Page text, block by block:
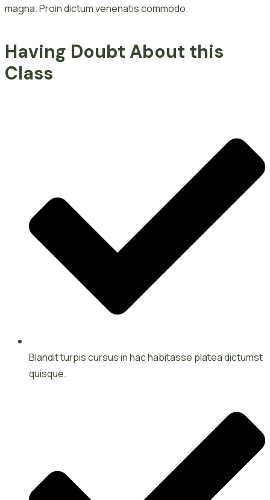
magna. Proin dictum venenatis commodo.
Having Doubt About this
Class
Blandit turpis cursus in hac habitasse platea dictumst
quisque.